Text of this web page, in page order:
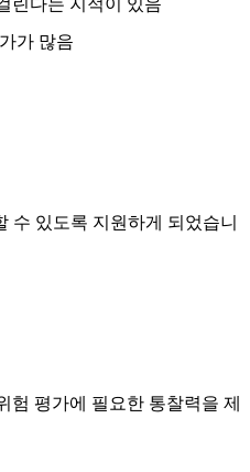
가 많음
수 있도록 지원하게 되었습니
평가에 필요한 통찰력을 제